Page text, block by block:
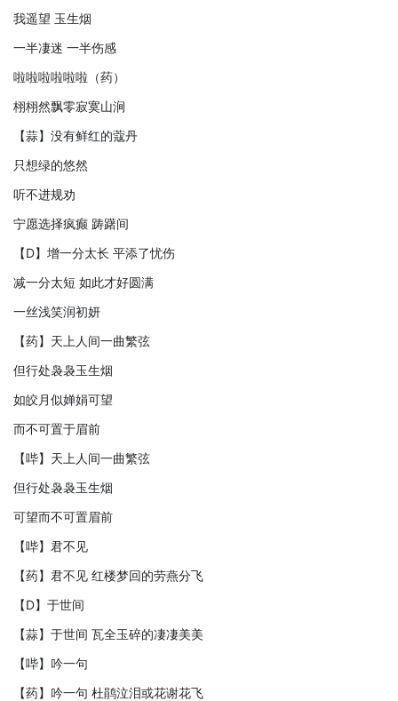
我遥望 玉生烟
一半凄迷 一半伤感
啦啦啦啦啦啦（药）
栩栩然飘零寂寞山涧
【蒜】没有鲜红的蔻丹
只想绿的悠然
听不进规劝
宁愿选择疯癫 踌躇间
【D】增一分太长 平添了忧伤
减一分太短 如此才好圆满
一丝浅笑润初妍
【药】天上人间一曲繁弦
但行处袅袅玉生烟
如皎月似婵娟可望
而不可置于眉前
【哔】天上人间一曲繁弦
但行处袅袅玉生烟
可望而不可置眉前
【哔】君不见
【药】君不见 红楼梦回的劳燕分飞
【D】于世间
【蒜】于世间 瓦全玉碎的凄凄美美
【哔】吟一句
【药】吟一句 杜鹃泣泪或花谢花飞